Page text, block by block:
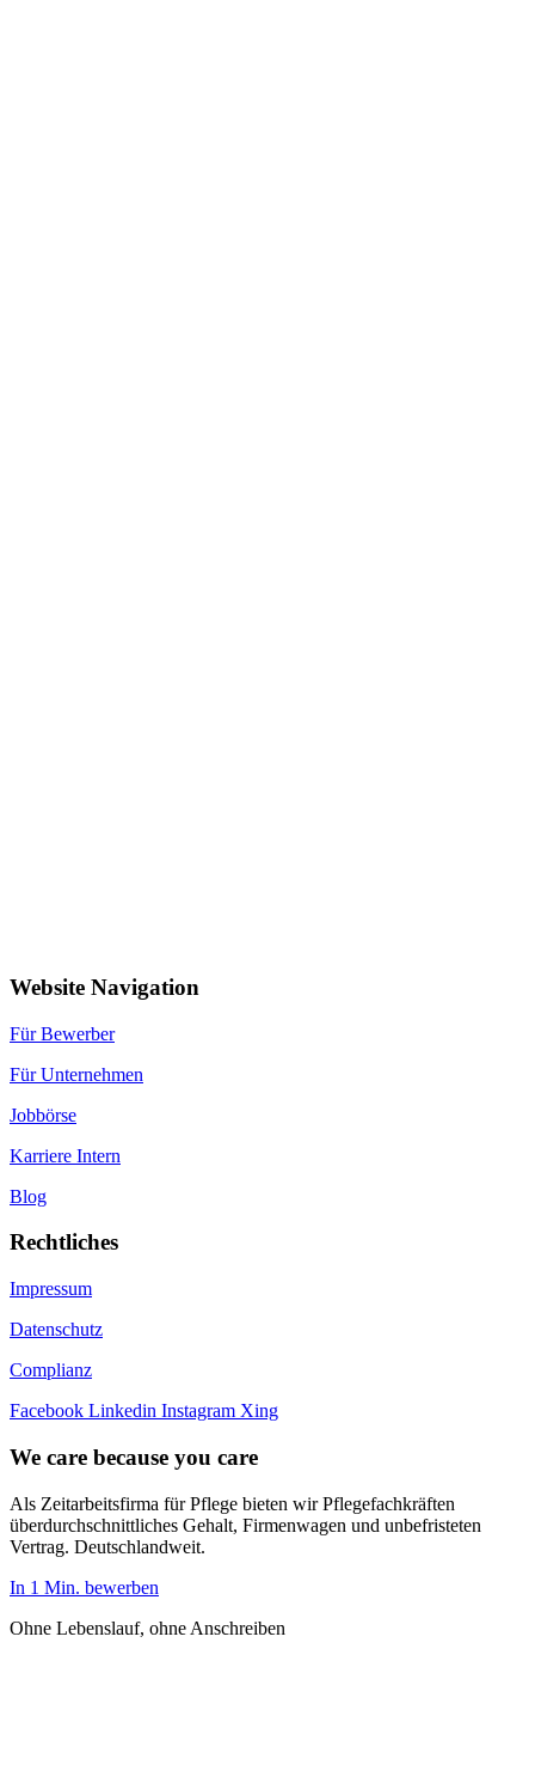
Website Navigation
Für Bewerber
Für Unternehmen
Jobbörse
Karriere Intern
Blog
Rechtliches
Impressum
Datenschutz
Complianz
Facebook Linkedin Instagram Xing
We care because you care
Als Zeitarbeitsfirma für Pflege bieten wir Pflegefachkräften
überdurchschnittliches Gehalt, Firmenwagen und unbefristeten
Vertrag. Deutschlandweit.
In 1 Min. bewerben
Ohne Lebenslauf, ohne Anschreiben